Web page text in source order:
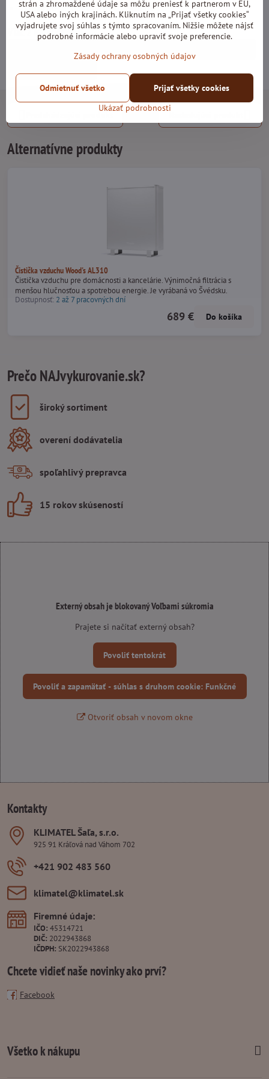
Vysoký obsah uhlíka = dlhá životnosť
Viac z kategórie
Alternatívne produkty
Čistička vzduchu Wood's AL310
Čistička vzduchu pre domácnosti a kancelárie. Výnimočná filtrácia s
menšou hlučnosťou a spotrebou energie. Je vyrábaná vo Švédsku.
Dostupnosť: 2 až 7 pracovných dní
689 € Do košíka
Prečo NAJvykurovanie.sk?
široký sortiment
overení dodávatelia
spoľahlivý prepravca
15 rokov skúseností
Externý obsah je blokovaný Voľbami súkromia
Prajete si načítať externý obsah?
Povoliť tentokrát
Povoliť a zapamätať - súhlas s druhom cookie: Funkčné
Otvoriť obsah v novom okne
Kontakty
KLIMATEL Šaľa, s​.r​.o​.
925 91 Kráľová nad Váhom 702
+421 902 483 560
klimatel​@klimatel​.sk
Firemné údaje:
IČO: 45314721
DIČ: 2022943868
IČDPH: SK2022943868
Chcete vidieť naše novinky ako prví?
Facebook
Všetko k nákupu
strán a zhromaždené údaje sa môžu preniesť k partnerom v EÚ,
USA alebo iných krajinách. Kliknutím na „Prijať všetky cookies“
vyjadrujete svoj súhlas s týmto spracovaním. Nižšie môžete nájsť
podrobné informácie alebo upraviť svoje preferencie.
Zásady ochrany osobných údajov
Ukázať podrobnosti
Prijať všetky cookies
Odmietnuť všetko